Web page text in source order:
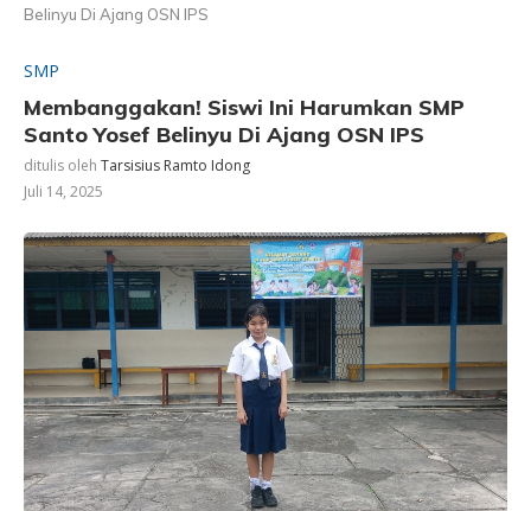
Belinyu Di Ajang OSN IPS
SMP
‎Membanggakan! Siswi Ini Harumkan SMP
Santo Yosef Belinyu Di Ajang OSN IPS
ditulis oleh Tarsisius Ramto Idong
Juli 14, 2025